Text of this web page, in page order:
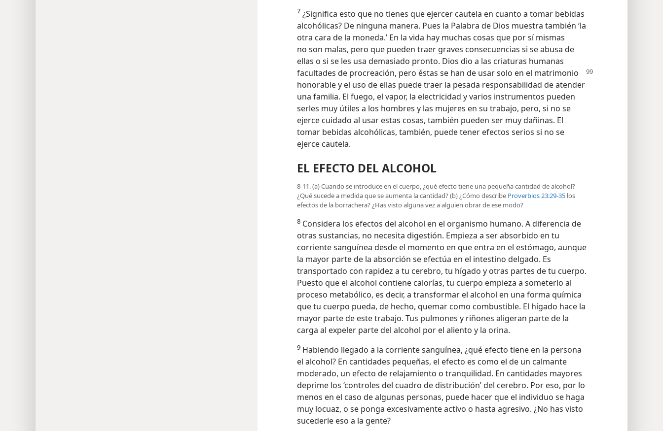
7 ¿Significa esto que no tienes que ejercer cautela en cuanto a tomar bebidas
alcohólicas? De ninguna manera. Pues la Palabra de Dios muestra también ‘la
otra cara de la moneda.’ En la vida hay muchas cosas que por sí mismas
no son malas, pero que pueden traer graves consecuencias si se abusa de
ellas o si se les usa demasiado pronto. Dios dio a las criaturas humanas
facultades de procreación, pero éstas se han de usar solo en el matrimonio
honorable y el uso de ellas puede traer la pesada responsabilidad de atender
una familia. El fuego, el vapor, la electricidad y varios instrumentos pueden
serles muy útiles a los hombres y las mujeres en su trabajo, pero, si no se
ejerce cuidado al usar estas cosas, también pueden ser muy dañinas. El
tomar bebidas alcohólicas, también, puede tener efectos serios si no se
ejerce cautela.
EL EFECTO DEL ALCOHOL
8-11. (a) Cuando se introduce en el cuerpo, ¿qué efecto tiene una pequeña cantidad de alcohol?
¿Qué sucede a medida que se aumenta la cantidad? (b) ¿Cómo describe Proverbios 23:29-35 los
efectos de la borrachera? ¿Has visto alguna vez a alguien obrar de ese modo?
8 Considera los efectos del alcohol en el organismo humano. A diferencia de
otras sustancias, no necesita digestión. Empieza a ser absorbido en tu
corriente sanguínea desde el momento en que entra en el estómago, aunque
la mayor parte de la absorción se efectúa en el intestino delgado. Es
transportado con rapidez a tu cerebro, tu hígado y otras partes de tu cuerpo.
Puesto que el alcohol contiene calorías, tu cuerpo empieza a someterlo al
proceso metabólico, es decir, a transformar el alcohol en una forma química
que tu cuerpo pueda, de hecho, quemar como combustible. El hígado hace la
mayor parte de este trabajo. Tus pulmones y riñones aligeran parte de la
carga al expeler parte del alcohol por el aliento y la orina.
9 Habiendo llegado a la corriente sanguínea, ¿qué efecto tiene en la persona
el alcohol? En cantidades pequeñas, el efecto es como el de un calmante
moderado, un efecto de relajamiento o tranquilidad. En cantidades mayores
deprime los ‘controles del cuadro de distribución’ del cerebro. Por eso, por lo
menos en el caso de algunas personas, puede hacer que el individuo se haga
muy locuaz, o se ponga excesivamente activo o hasta agresivo. ¿No has visto
sucederle eso a la gente?